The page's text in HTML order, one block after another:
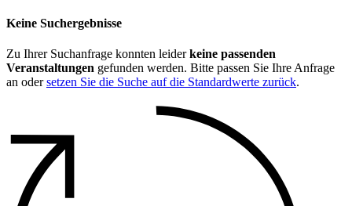
Keine Suchergebnisse
Zu Ihrer Suchanfrage konnten leiderkeine passenden
Veranstaltungen gefunden werden. Bitte passen Sie Ihre Anfrage
an odersetzen Sie die Suche auf die Standardwerte zurück.